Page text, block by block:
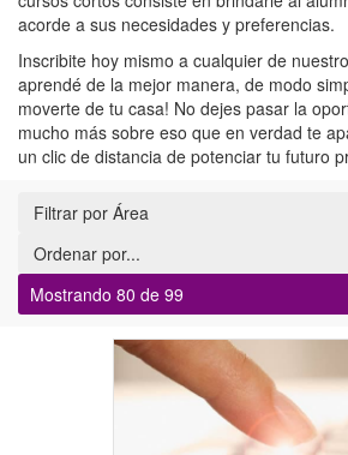
acorde a sus necesidades y preferencias.
Inscribite hoy mismo a cualquier de
aprendé de la mejor manera, de modo
moverte de tu casa! No dejes pasar la
mucho más sobre eso que en verdad te
un clic de distancia de potenciar tu futuro
Filtrar por Área
Ordenar por...
Mostrando 80 de 99